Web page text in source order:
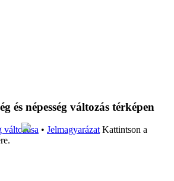
és népesség változás térképen
változása • JelmagyarázatKattintson a